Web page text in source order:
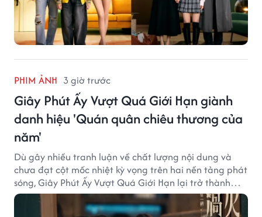
PHIM ẢNH 3 giờ trước
Giây Phút Ấy Vượt Quá Giới Hạn giành
danh hiệu 'Quán quân chiêu thương của
năm'
Dù gây nhiều tranh luận về chất lượng nội dung và
chưa đạt cột mốc nhiệt kỳ vọng trên hai nền tảng phát
sóng, Giây Phút Ấy Vượt Quá Giới Hạn lại trở thành
hiện tượng ở khía cạnh thương mại.